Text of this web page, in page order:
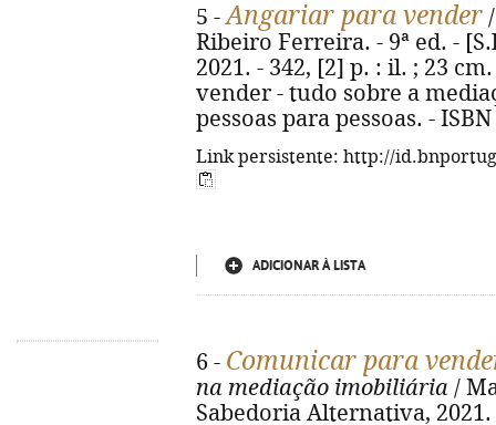
5 -Angariar para vender
Ribeiro Ferreira. - 9ª ed. -
2021. - 342, [2] p. : il. ; 23
vender - tudo sobre a
pessoas para pessoas. -
Link persistente: http://
ADICIONAR À LISTA
6 - Comunicar para
na mediação imobiliária /
Sabedoria Alternativa, 2021.